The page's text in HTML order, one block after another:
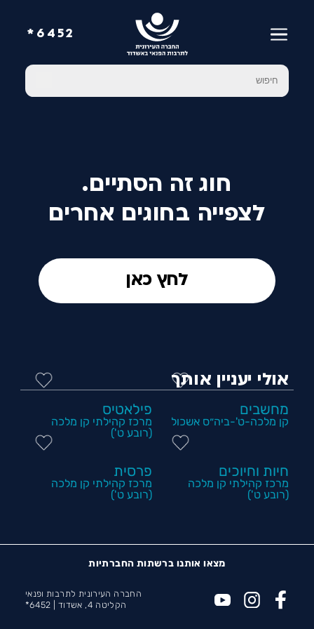
6452*
חוג זה הסתיים.
לצפייה בחוגים אחרים
לחץ כאן
אולי יעניין אותך
מחשבים
קן מלכה-ט'-ביה״ס אשכול
פילאטיס
מרכז קהילתי קן מלכה
(רובע ט')
חיות וחיוכים
מרכז קהילתי קן מלכה
(רובע ט')
פרסית
מרכז קהילתי קן מלכה
(רובע ט')
מצאו אותנו ברשתות החברתיות
החברה העירונית לתרבות ופנאי
הקליטה 4, אשדוד |
6452*